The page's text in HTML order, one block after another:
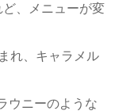
、メニューが変
れ、キャラメル
ウニーのような